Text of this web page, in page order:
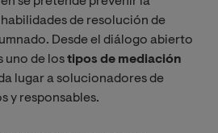
de resolución de
Desde el diálogo abierto
uno de lostipos de mediación
lugar a solucionadores de
y responsables.